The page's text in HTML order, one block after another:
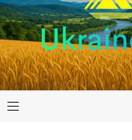
UKRAINE-IS
ПОДОРОЖI ПО УКРАЇНІ
Primary